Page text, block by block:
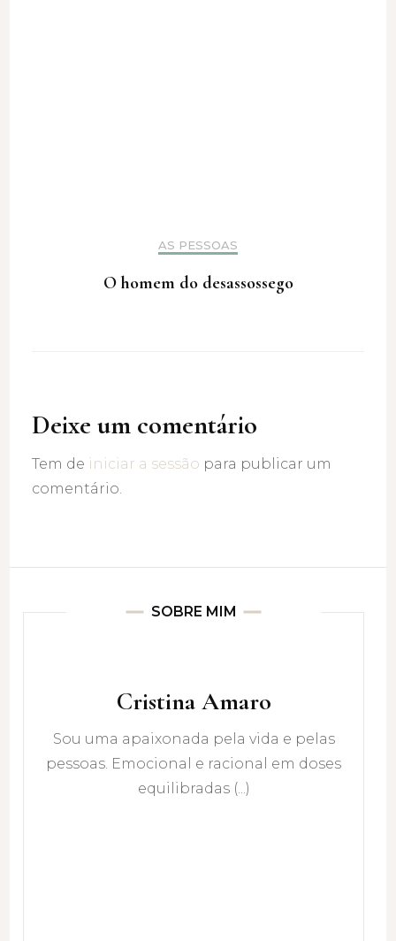
AS PESSOAS
O homem do desassossego
Deixe um comentário
Tem de iniciar a sessão para publicar um
comentário.
SOBRE MIM
Cristina Amaro
Sou uma apaixonada pela vida e pelas
pessoas. Emocional e racional em doses
equilibradas (...)